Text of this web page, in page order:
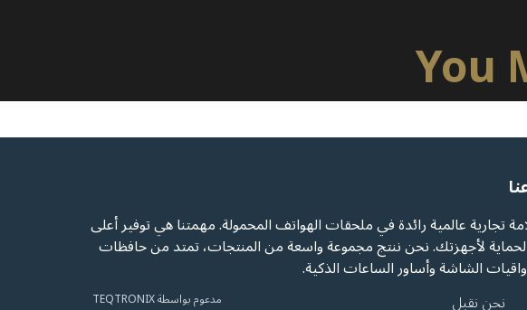
You
تجارية عالمية رائدة في ملحقات الهواتف المحمولة. مهمتنا هي توفير أعلى
لأجهزتك. نحن ننتج مجموعة واسعة من المنتجات، تمتد من حافظات
الشاشة وأساور الساعات الذكية.
مدعوم بواسطة TEQTRONIX نحن نقبل